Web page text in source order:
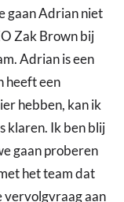
gaan Adrian niet
Zak Brown bij
Adrian is een
heeft een
hebben, kan ik
klaren. Ik ben blij
gaan proberen
het team dat
vervolgvraag aan